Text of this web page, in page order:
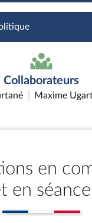
Collaborateurs
Maxime
en
en séance